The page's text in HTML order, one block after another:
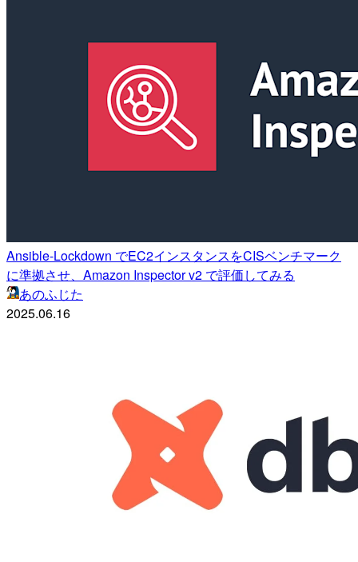
Ansible-Lockdown でEC2インスタンスをCISベンチマーク
に準拠させ、Amazon Inspector v2 で評価してみる
あのふじた
2025.06.16